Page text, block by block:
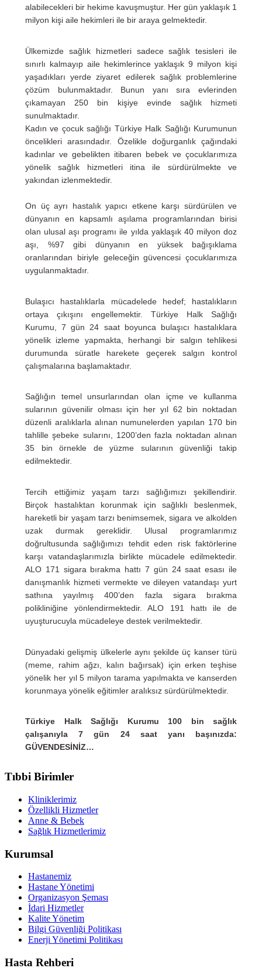
alabilecekleri bir hekime kavuşmuştur. Her gün yaklaşık 1
milyon kişi aile hekimleri ile bir araya gelmektedir.
Ülkemizde sağlık hizmetleri sadece sağlık tesisleri ile
sınırlı kalmayıp aile hekimlerince yaklaşık 9 milyon kişi
yaşadıkları yerde ziyaret edilerek sağlık problemlerine
çözüm bulunmaktadır. Bunun yanı sıra evlerinden
çıkamayan 250 bin kişiye evinde sağlık hizmeti
sunulmaktadır.
Kadın ve çocuk sağlığı Türkiye Halk Sağlığı Kurumunun
öncelikleri arasındadır. Özelikle doğurganlık çağındaki
kadınlar ve gebelikten itibaren bebek ve çocuklarımıza
yönelik sağlık hizmetleri itina ile sürdürülmekte ve
yakından izlenmektedir.
On üç ayrı hastalık yapıcı etkene karşı sürdürülen ve
dünyanın en kapsamlı aşılama programlarından birisi
olan ulusal aşı programı ile yılda yaklaşık 40 milyon doz
aşı, %97 gibi dünyanın en yüksek bağışıklama
oranlarından biriyle geleceğin güvencesi çocuklarımıza
uygulanmaktadır.
Bulaşıcı hastalıklarla mücadelede hedef; hastalıkların
ortaya çıkışını engellemektir. Türkiye Halk Sağlığı
Kurumu, 7 gün 24 saat boyunca bulaşıcı hastalıklara
yönelik izleme yapmakta, herhangi bir salgın tehlikesi
durumunda süratle harekete geçerek salgın kontrol
çalışmalarına başlamaktadır.
Sağlığın temel unsurlarından olan içme ve kullanma
sularının güvenilir olması için her yıl 62 bin noktadan
düzenli aralıklarla alınan numunelerden yapılan 170 bin
tahlille şebeke sularını, 1200’den fazla noktadan alınan
35 bin örnekle de yüzme sularının güvenliği takip
edilmektedir.
Tercih ettiğimiz yaşam tarzı sağlığımızı şekillendirir.
Birçok hastalıktan korunmak için sağlıklı beslenmek,
hareketli bir yaşam tarzı benimsemek, sigara ve alkolden
uzak durmak gereklidir. Ulusal programlarımız
doğrultusunda sağlığımızı tehdit eden risk faktörlerine
karşı vatandaşlarımızla birlikte mücadele edilmektedir.
ALO 171 sigara bırakma hattı 7 gün 24 saat esası ile
danışmanlık hizmeti vermekte ve dileyen vatandaşı yurt
sathına yayılmış 400’den fazla sigara bırakma
polikliniğine yönlendirmektedir. ALO 191 hattı ile de
uyuşturucuyla mücadeleye destek verilmektedir.
Dünyadaki gelişmiş ülkelerle aynı şekilde üç kanser türü
(meme, rahim ağzı, kalın bağırsak) için erken teşhise
yönelik her yıl 5 milyon tarama yapılmakta ve kanserden
korunmaya yönelik eğitimler aralıksız sürdürülmektedir.
Türkiye Halk Sağlığı Kurumu 100 bin sağlık
çalışanıyla 7 gün 24 saat yanı başınızda:
GÜVENDESİNİZ…
Tıbbi Birimler
Kliniklerimiz
Özellikli Hizmetler
Anne & Bebek
Sağlık Hizmetlerimiz
Kurumsal
Hastanemiz
Hastane Yönetimi
Organizasyon Şeması
İdari Hizmetler
Kalite Yönetim
Bilgi Güvenliği Politikası
Enerji Yönetimi Politikası
Hasta Rehberi